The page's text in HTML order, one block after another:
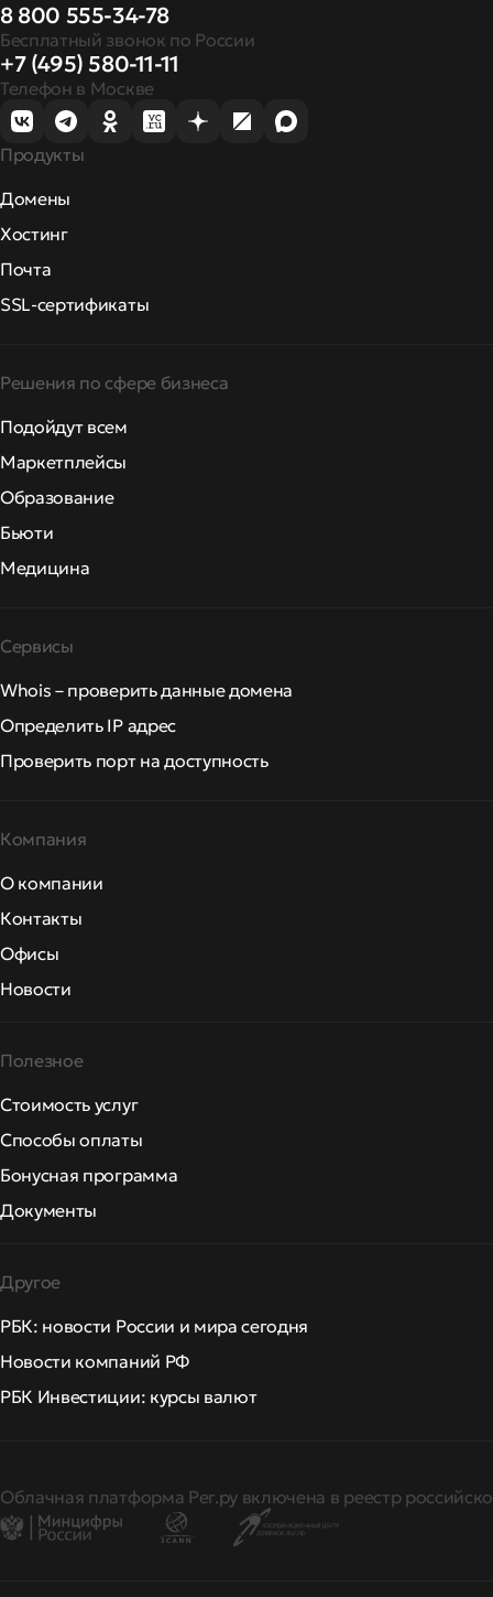
8 800 555-34-78
Бесплатный звонок по России
+7 (495) 580-11-11
Телефон в Москве
Продукты
Домены
Хостинг
Почта
SSL-сертификаты
Решения по сфере бизнеса
Подойдут всем
Маркетплейсы
Образование
Бьюти
Медицина
Сервисы
Whois – проверить данные домена
Определить IP адрес
Проверить порт на доступность
Компания
О компании
Контакты
Офисы
Новости
Полезное
Стоимость услуг
Способы оплаты
Бонусная программа
Документы
Другое
РБК: новости России и мира сегодня
Новости компаний РФ
РБК Инвестиции: курсы валют
Облачная платформа Рег.ру включена в реестр